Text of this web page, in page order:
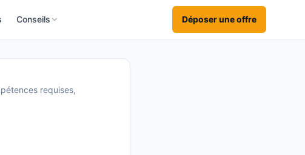
Conseils Déposer une offre
requises,